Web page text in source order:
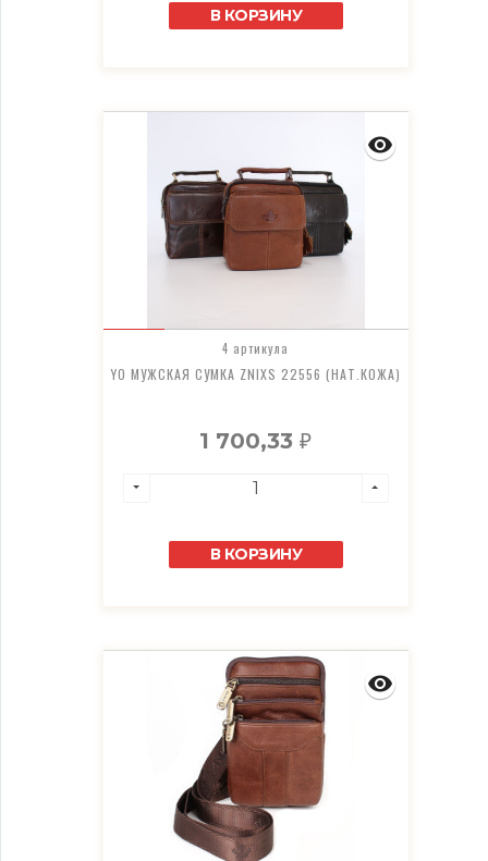
В КОРЗИНУ
4 артикула
YO МУЖСКАЯ СУМКА ZNIXS 22556 (НАТ.КОЖА)
1 700,33₽
В КОРЗИНУ